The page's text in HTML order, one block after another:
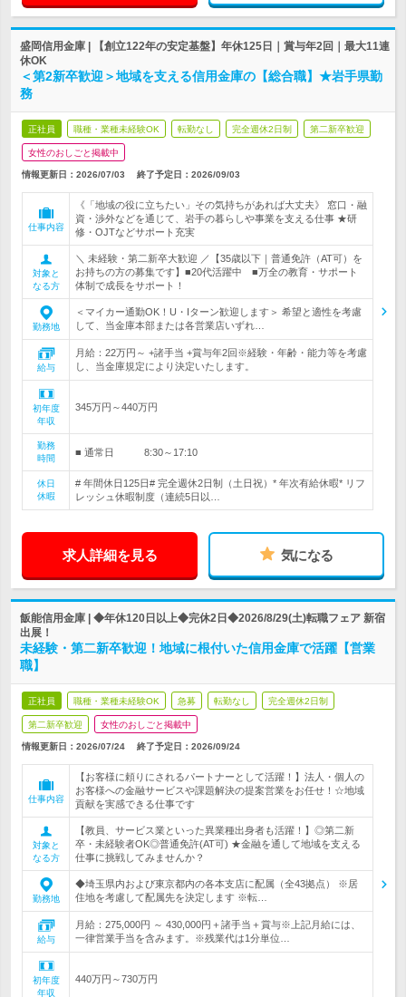
盛岡信用金庫 | 【創立122年の安定基盤】年休125日｜賞与年2回｜最大11連
休OK
＜第2新卒歓迎＞地域を支える信用金庫の【総合職】★岩手県勤
務
正社員 職種・業種未経験OK 転勤なし 完全週休2日制 第二新卒歓迎
女性のおしごと掲載中
情報更新日：2026/07/03 終了予定日： 2026/09/03
仕事内容
《「地域の役に立ちたい」その気持ちがあれば大丈夫》 窓口・融
資・渉外などを通じて、岩手の暮らしや事業を支える仕事 ★研
修・OJTなどサポート充実
対象と
なる方
＼ 未経験・第二新卒大歓迎 ／【35歳以下｜普通免許（AT可）を
お持ちの方の募集です】■20代活躍中 ■万全の教育・サポート
体制で成長をサポート！
勤務地
＜マイカー通勤OK！U・Iターン歓迎します＞ 希望と適性を考慮
して、当金庫本部または各営業店いずれ…
給与
月給：22万円～ +諸手当 +賞与年2回※経験・年齢・能力等を考慮
し、当金庫規定により決定いたします。
初年度
年収
345万円～440万円
勤務
時間
■ 通常日 8:30～17:10
休日
休暇
# 年間休日125日# 完全週休2日制（土日祝）* 年次有給休暇* リフ
レッシュ休暇制度（連続5日以…
求人詳細を見る 気になる
飯能信用金庫 | ◆年休120日以上◆完休2日◆2026/8/29(土)転職フェア 新宿
出展！
未経験・第二新卒歓迎！地域に根付いた信用金庫で活躍【営業
職】
正社員 職種・業種未経験OK 急募 転勤なし 完全週休2日制
第二新卒歓迎 女性のおしごと掲載中
情報更新日：2026/07/24 終了予定日： 2026/09/24
仕事内容
【お客様に頼りにされるパートナーとして活躍！】法人・個人の
お客様への金融サービスや課題解決の提案営業をお任せ！☆地域
貢献を実感できる仕事です
対象と
なる方
【教員、サービス業といった異業種出身者も活躍！】◎第二新
卒・未経験者OK◎普通免許(AT可) ★金融を通して地域を支える
仕事に挑戦してみませんか？
勤務地
◆埼玉県内および東京都内の各本支店に配属（全43拠点） ※居
住地を考慮して配属先を決定します ※転…
給与
月給：275,000円 ～ 430,000円＋諸手当＋賞与※上記月給には、
一律営業手当を含みます。※残業代は1分単位…
初年度
年収
440万円～730万円